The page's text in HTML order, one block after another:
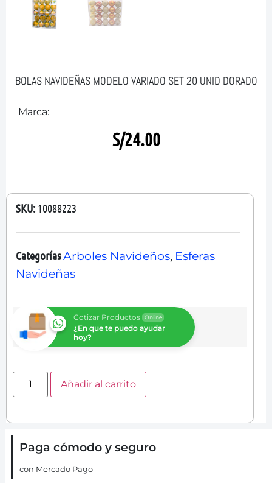
BOLAS NAVIDEÑAS MODELO VARIADO SET 20 UNID DORADO
Marca:
S/24.00
SKU: 10088223
CategoríasArboles Navideños, Esferas
Navideñas
Cotizar Productos Online
¿En que te puedo ayudar
hoy?
Añadir al carrito
Paga cómodo y seguro
con Mercado Pago